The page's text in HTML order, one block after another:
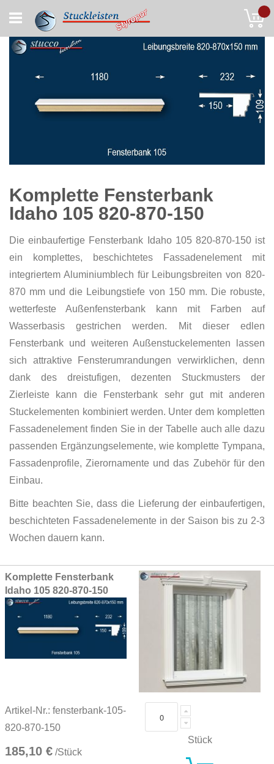
to
Content
Komplette Fensterbank
Idaho 105 820-870-150
Die einbaufertige Fensterbank Idaho 105 820-870-150 ist
ein komplettes, beschichtetes Fassadenelement mit
integriertem Aluminiumblech für Leibungsbreiten von 820-
870 mm und die Leibungstiefe von 150 mm. Die robuste,
wetterfeste Außenfensterbank kann mit Farben auf
Wasserbasis gestrichen werden. Mit dieser edlen
Fensterbank und weiteren Außenstuckelementen lassen
sich attraktive Fensterumrandungen verwirklichen, denn
dank des dreistufigen, dezenten Stuckmusters der
Zierleiste kann die Fensterbank sehr gut mit anderen
Stuckelementen kombiniert werden. Unter dem kompletten
Fassadenelement finden Sie in der Tabelle auch alle dazu
passenden Ergänzungselemente, wie komplette Tympana,
Fassadenprofile, Zierornamente und das Zubehör für den
Einbau.
Bitte beachten Sie, dass die Lieferung der einbaufertigen,
beschichteten Fassadenelemente in der Saison bis zu 2-3
Wochen dauern kann.
Grouped
product
items
Komplette Fensterbank
Idaho 105 820-870-150
Artikel-Nr.: fensterbank-105-
820-870-150
185,10 € /Stück
Stück